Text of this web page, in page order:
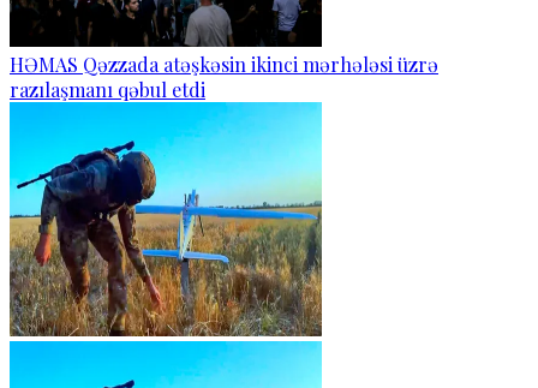
HƏMAS Qəzzada atəşkəsin ikinci mərhələsi üzrə
razılaşmanı qəbul etdi